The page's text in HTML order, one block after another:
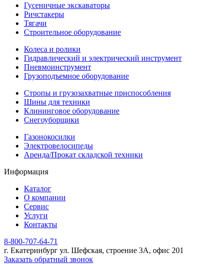
Гусеничные экскаваторы
Ричстакеры
Тягачи
Строительное оборудование
Колеса и ролики
Гидравлический и электрический инструмент
Пневмоинструмент
Грузоподъемное оборудование
Стропы и грузозахватные приспособления
Шины для техники
Клининговое оборудование
Снегоуборщики
Газонокосилки
Электровелосипеды
Аренда/Прокат складской техники
Информация
Каталог
О компании
Сервис
Услуги
Контакты
8-800-707-64-71
г. Екатеринбург ул. Шефская, строение 3А, офис 201
Заказать обратный звонок